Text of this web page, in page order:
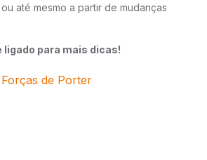
até mesmo a partir de mudanças
ligado para mais dicas!
de Porter